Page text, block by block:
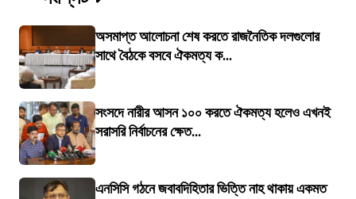
অসমাপ্ত আলোচনা শেষ করতে রাজনৈতিক দলগুলোর
সাথে বৈঠকে বসবে ঐকমত্য ক...
সংসদে নারীর আসন ১০০ করতে ঐকমত্য হলেও এখনই
সরাসরি নির্বাচনের ক্ষেত...
এনসিসি গঠনে জবাবদিহিতার ভিত্তি নাহ থাকায় একমত